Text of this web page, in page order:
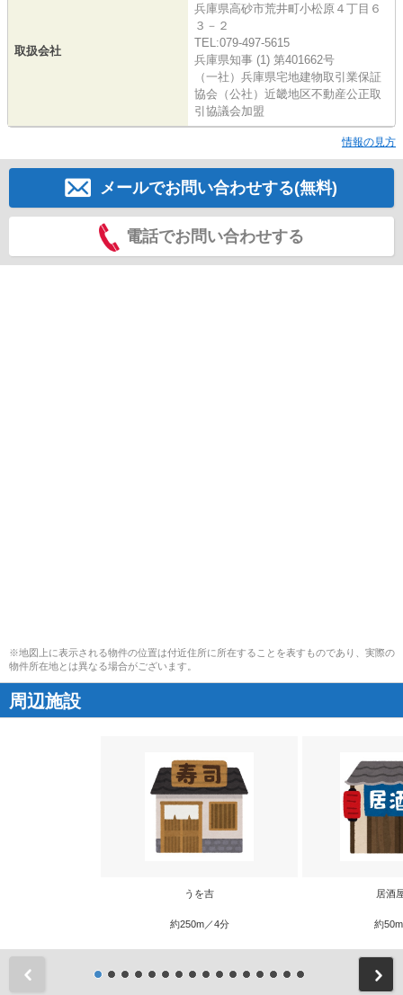
取扱会社
兵庫県高砂市荒井町小松原４丁目６
３－２
TEL:079-497-5615
兵庫県知事 (1) 第401662号
（一社）兵庫県宅地建物取引業保証
協会（公社）近畿地区不動産公正取
引協議会加盟
情報の見方
メールでお問い合わせする(無料)
電話でお問い合わせする
※地図上に表示される物件の位置は付近住所に所在することを表すものであり、実際の
物件所在地とは異なる場合がございます。
周辺施設
うを吉
約250m／4分
居酒
約